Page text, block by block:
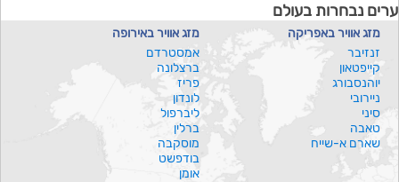
ערים נבחרות בעולם
מזג אוויר באפריקה
זנזיבר
קייפטאון
יוהנסבורג
ניירובי
סיני
טאבה
שארם א-שייח
מזג אוויר באירופה
אמסטרדם
ברצלונה
פריז
לונדון
ליברפול
ברלין
מוסקבה
בודפשט
אומן